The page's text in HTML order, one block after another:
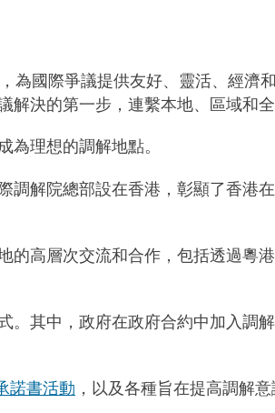
為國際爭議提供友好、靈活、經濟
決的第一步，連繫本地、區域和全
理想的調解地點。
解院總部設在香港，彰顯了香港
高層次交流和合作，包括透過粵
其中，政府在政府合約中加入調
諾書活動 ，以及各種旨在提高調解